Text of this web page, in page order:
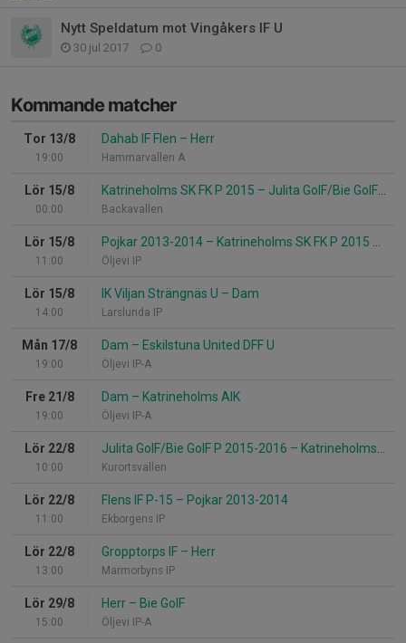
Nytt Speldatum mot Vingåkers IF U
30 jul 2017 0
Kommande matcher
Tor 13/8
19:00
Dahab IF Flen – Herr
Hammarvallen A
Lör 15/8
00:00
Katrineholms SK FK P 2015 – Julita GoIF/Bie GoIF P 2015-2016
Backavallen
Lör 15/8
11:00
Pojkar 2013-2014 – Katrineholms SK FK P 2015 Röd
Öljevi IP
Lör 15/8
14:00
IK Viljan Strängnäs U – Dam
Larslunda IP
Mån 17/8
19:00
Dam – Eskilstuna United DFF U
Öljevi IP-A
Fre 21/8
19:00
Dam – Katrineholms AIK
Öljevi IP-A
Lör 22/8
10:00
Julita GoIF/Bie GoIF P 2015-2016 – Katrineholms AIK 2015 Svart
Kurortsvallen
Lör 22/8
11:00
Flens IF P-15 – Pojkar 2013-2014
Ekborgens IP
Lör 22/8
13:00
Gropptorps IF – Herr
Marmorbyns IP
Lör 29/8
15:00
Herr – Bie GoIF
Öljevi IP-A